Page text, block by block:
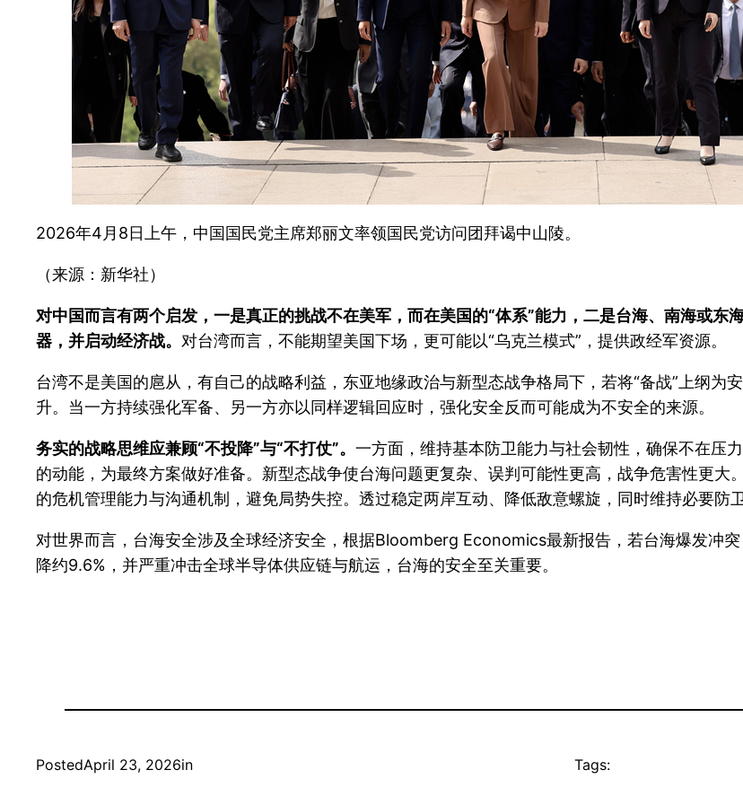
2026年4月8日上午，中国国民党主席郑丽文率领国民党访问团拜谒中山陵。
（来源：新华社）
对中国而言有两个启发，一是真正的挑战不在美军，而在美国的“体系”能力，二是台海、南海或
器，并启动经济战。 对台湾而言，不能期望美国下场，更可能以“乌克兰模式”，提供政经军资源。
台湾不是美国的扈从，有自己的战略利益，东亚地缘政治与新型态战争格局下，若将“备战”上纲为
升。当一方持续强化军备、另一方亦以同样逻辑回应时，强化安全反而可能成为不安全的来源。
务实的战略思维应兼顾“不投降”与“不打仗”。 一方面，维持基本防卫能力与社会韧性，确保不在压
的动能，为最终方案做好准备。新型态战争使台海问题更复杂、误判可能性更高，战争危害性更
的危机管理能力与沟通机制，避免局势失控。透过稳定两岸互动、降低敌意螺旋，同时维持必要防
对世界而言，台海安全涉及全球经济安全，根据Bloomberg Economics最新报告，若台海爆发冲
降约9.6%，并严重冲击全球半导体供应链与航运，台海的安全至关重要。
PostedApril 23, 2026in Tags: